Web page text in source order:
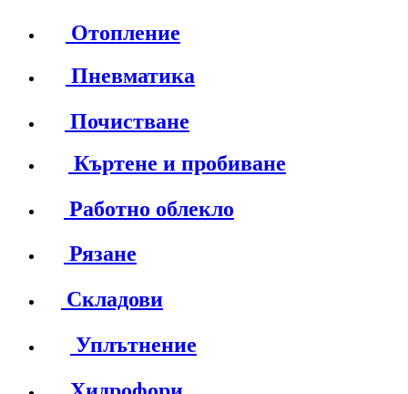
Отопление
Пневматика
Почистване
Къртене и пробиване
Работно облекло
Рязане
Складови
Уплътнение